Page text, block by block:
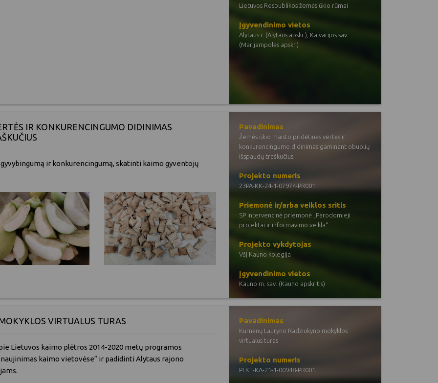
Lietuvos Respublikos žemės ūkio rūmai
Įgyvendinimo vietos
Alytaus r. (Alytaus apskr.), Kalvarijos sav.
(Marijampolės apskr.)
IR KONKURENCINGUMO DIDINIMAS
ir konkurencingumą, skatinti kaimo gyventojų
Pavadinimas
Žemės ūkio maisto pridėtinės vertės ir
konkurencingumo didinimas gaminant obuolių
išspaudų traškučius
Projekto numeris
23PA-KK-24-1-07974-PR001
Priemonė ir/arba veiklos sritis
SP intervencinė priemonė „Parodomieji
projektai ir informavimo veikla“
Projekto vykdytojas
VšĮ Kauno kolegija
Įgyvendinimo vietos
Kauno m. sav. (Kauno apskritis)
VIRTUALUS TURAS
Lietuvos kaimo plėtros 2014-2020 metų programos
kaimo vietovėse“ ir padidinti Alytaus rajono
Pavadinimas
Kurnėnų Lauryno Radziukyno mokyklos
virtualus turas
Projekto numeris
PLKT-KA-21-1-00948-PR001